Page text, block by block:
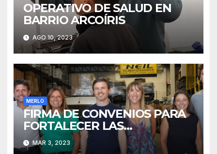
OPERATIVO DE SALUD EN
BARRIO ARCOÍRIS
AGO 10, 2023
MERLO
FIRMA DE CONVENIOS PARA
FORTALECER LAS
INDUSTRIAS EN MERLO
MAR 3, 2023